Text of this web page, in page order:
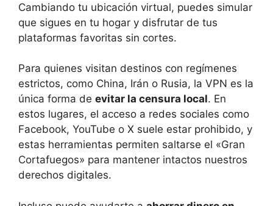
Cambiando tu ubicación virtual, puedes simular
que sigues en tu hogar y disfrutar de tus
plataformas favoritas sin cortes.
Para quienes visitan destinos con regímenes
estrictos, como China, Irán o Rusia, la VPN es la
única forma de evitar la censura local. En
estos lugares, el acceso a redes sociales como
Facebook, YouTube o X suele estar prohibido, y
estas herramientas permiten saltarse el «Gran
Cortafuegos» para mantener intactos nuestros
derechos digitales.